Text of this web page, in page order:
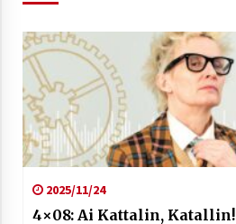
2025/11/24
4×08: Ai Kattalin, Katallin!